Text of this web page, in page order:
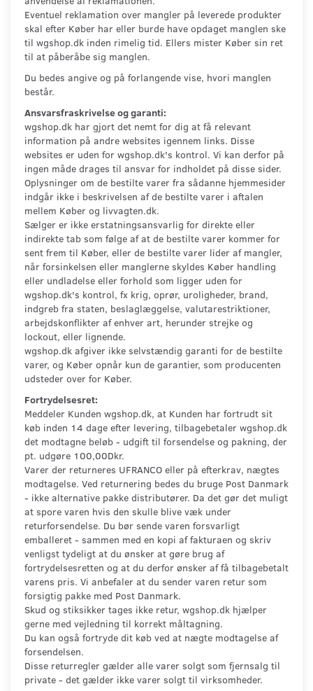
Eventuel reklamation over mangler på leverede produkter
skal efter Køber har eller burde have opdaget manglen ske
til wgshop.dk inden rimelig tid. Ellers mister Køber sin ret
til at påberåbe sig manglen.
Du bedes angive og på forlangende vise, hvori manglen
består.
Ansvarsfraskrivelse og garanti:
wgshop.dk har gjort det nemt for dig at få relevant
information på andre websites igennem links. Disse
websites er uden for wgshop.dk's kontrol. Vi kan derfor på
ingen måde drages til ansvar for indholdet på disse sider.
Oplysninger om de bestilte varer fra sådanne hjemmesider
indgår ikke i beskrivelsen af de bestilte varer i aftalen
mellem Køber og livvagten.dk.
Sælger er ikke erstatningsansvarlig for direkte eller
indirekte tab som følge af at de bestilte varer kommer for
sent frem til Køber, eller de bestilte varer lider af mangler,
når forsinkelsen eller manglerne skyldes Køber handling
eller undladelse eller forhold som ligger uden for
wgshop.dk's kontrol, fx krig, oprør, uroligheder, brand,
indgreb fra staten, beslaglæggelse, valutarestriktioner,
arbejdskonflikter af enhver art, herunder strejke og
lockout, eller lignende.
wgshop.dk afgiver ikke selvstændig garanti for de bestilte
varer, og Køber opnår kun de garantier, som producenten
udsteder over for Køber.
Fortrydelsesret:
Meddeler Kunden wgshop.dk, at Kunden har fortrudt sit
køb inden 14 dage efter levering, tilbagebetaler wgshop.dk
det modtagne beløb - udgift til forsendelse og pakning, der
pt. udgøre 100,00Dkr.
Varer der returneres UFRANCO eller på efterkrav, nægtes
modtagelse. Ved returnering bedes du bruge Post Danmark
- ikke alternative pakke distributører. Da det gør det muligt
at spore varen hvis den skulle blive væk under
returforsendelse. Du bør sende varen forsvarligt
emballeret - sammen med en kopi af fakturaen og skriv
venligst tydeligt at du ønsker at gøre brug af
fortrydelsesretten og at du derfor ønsker af få tilbagebetalt
varens pris. Vi anbefaler at du sender varen retur som
forsigtig pakke med Post Danmark.
Skud og stiksikker tages ikke retur, wgshop.dk hjælper
gerne med vejledning til korrekt måltagning.
Du kan også fortryde dit køb ved at nægte modtagelse af
forsendelsen.
Disse returregler gælder alle varer solgt som fjernsalg til
private - det gælder ikke varer solgt til virksomheder.